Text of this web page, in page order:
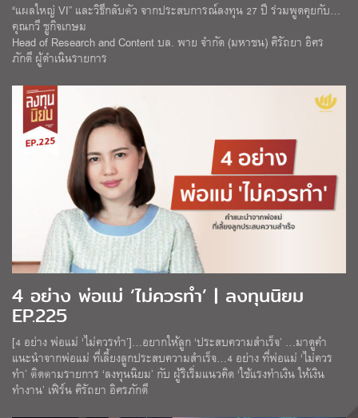
“แผลใหญ่ VI” และวิธีกลับตัว จากประสบการณ์ลงทุน 27 ปี ร่วมพูดคุยกับ…
คุณกวี ชูกิจเกษม
Head of Research and Content บล. พาย จำกัด (มหาชน) ศิรัถยา อิศร
ภักดี ผู้ดำเนินรายการ
4 อย่าง พ่อแม่ ‘ไม่ควรทำ’ | ลงทุนนิยม
EP.225
[4 อย่าง พ่อแม่ ‘ไม่ควรทำ’]…อยากให้ลูก ‘ประสบความสำเร็จ’ …มาดูคำ
แนะนำจากพ่อแม่ ที่เลี้ยงลูกประสบความสำเร็จ…4 อย่าง ที่พ่อแม่ ‘ไม่ควร
ทำ’ ติดตามรายการ ‘ลงทุนนิยม’ กับ ผู้ริเริ่มแนวคิด ‘ใช้แรงทำเงิน ให้เงิน
ทำงาน’ เฟิร์น ศิรัถยา อิศรภักดี